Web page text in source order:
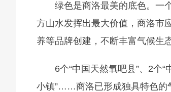
绿色是商洛最美的底色。一
方山水发挥出最大价值，商洛市
养等品牌创建，不断丰富气候生
6个“中国天然氧吧县”、2个
小镇”……商洛已形成独具特色的